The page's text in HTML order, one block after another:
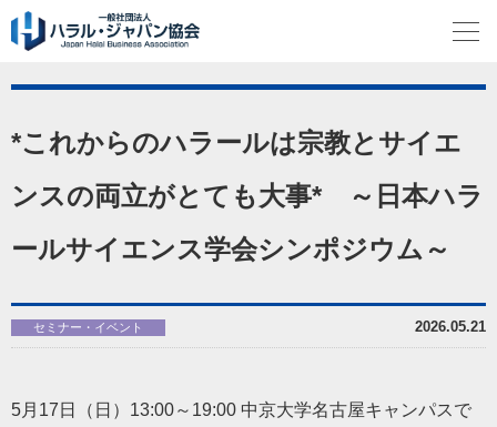
*これからのハラールは宗教とサイエ
ンスの両立がとても大事* ～日本ハラ
ールサイエンス学会シンポジウム～
2026.05.21
セミナー・イベント
5月17日（日）13:00～19:00 中京大学名古屋キャンパスで